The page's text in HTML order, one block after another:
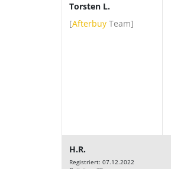
Torsten L.
[Afterbuy Team]
H.R.
Registriert: 07.12.2022